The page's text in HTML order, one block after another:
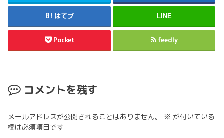
はてブ LINE
Pocket feedly
コメントを残す
メールアドレスが公開されることはありません。 ※ が付いている
欄は必須項目です